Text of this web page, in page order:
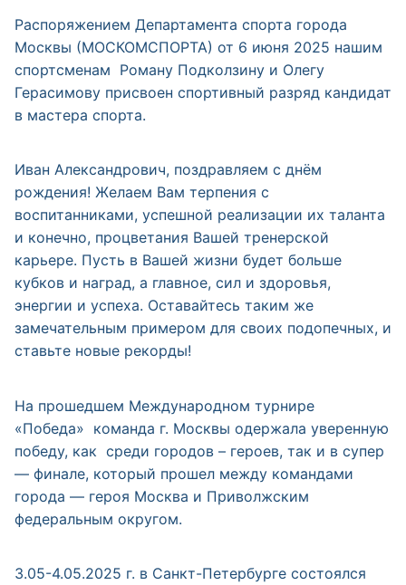
Распоряжением Департамента спорта города
Москвы (МОСКОМСПОРТА) от 6 июня 2025 нашим
спортсменам Роману Подколзину и Олегу
Герасимову присвоен спортивный разряд кандидат
в мастера спорта.
Иван Александрович, поздравляем с днём
рождения! Желаем Вам терпения с
воспитанниками, успешной реализации их таланта
и конечно, процветания Вашей тренерской
карьере. Пусть в Вашей жизни будет больше
кубков и наград, а главное, сил и здоровья,
энергии и успеха. Оставайтесь таким же
замечательным примером для своих подопечных, и
ставьте новые рекорды!
На прошедшем Международном турнире
«Победа» команда г. Москвы одержала уверенную
победу, как среди городов – героев, так и в супер
— финале, который прошел между командами
города — героя Москва и Приволжским
федеральным округом.
3.05-4.05.2025 г. в Санкт-Петербурге состоялся